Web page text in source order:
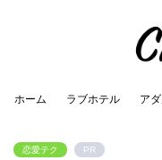
ホーム ラブホテル ア
恋愛テク PR